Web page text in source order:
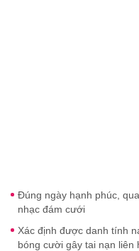
Đúng ngày hạnh phúc,
nhạc đám cưới
Xác định được danh tính
bóng cười gây tai nạn liên